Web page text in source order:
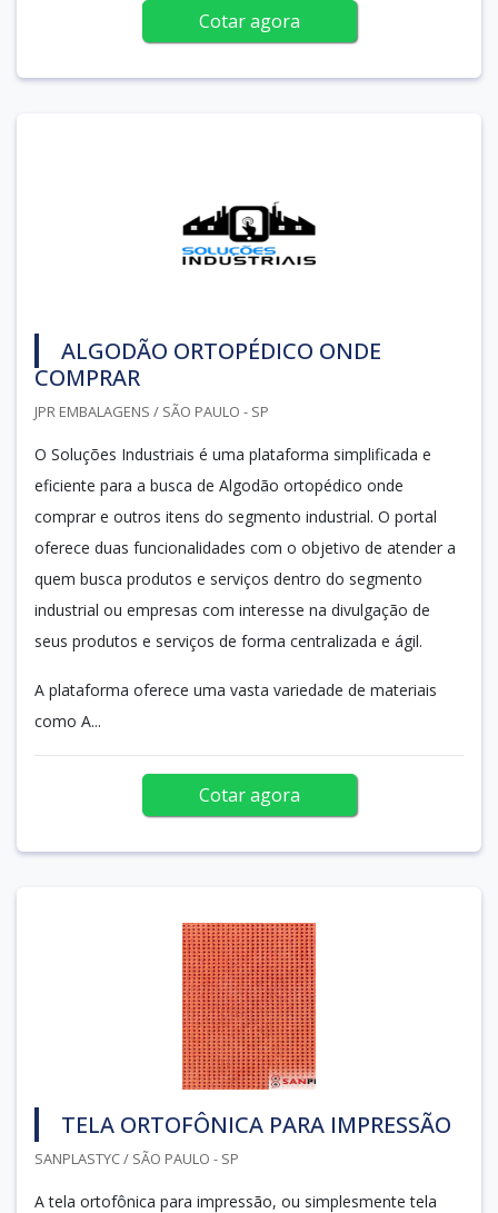
Cotar agora
ALGODÃO ORTOPÉDICO ONDE
COMPRAR
JPR EMBALAGENS / SÃO PAULO - SP
O Soluções Industriais é uma plataforma simplificada e
eficiente para a busca de Algodão ortopédico onde
comprar e outros itens do segmento industrial. O portal
oferece duas funcionalidades com o objetivo de atender a
quem busca produtos e serviços dentro do segmento
industrial ou empresas com interesse na divulgação de
seus produtos e serviços de forma centralizada e ágil.
A plataforma oferece uma vasta variedade de materiais
como A...
Cotar agora
TELA ORTOFÔNICA PARA IMPRESSÃO
SANPLASTYC / SÃO PAULO - SP
A tela ortofônica para impressão, ou simplesmente tela